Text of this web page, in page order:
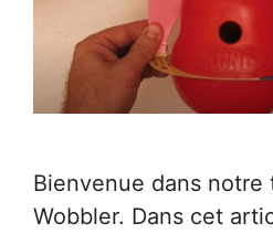
Bienvenue dans
Wobbler. Dans cet